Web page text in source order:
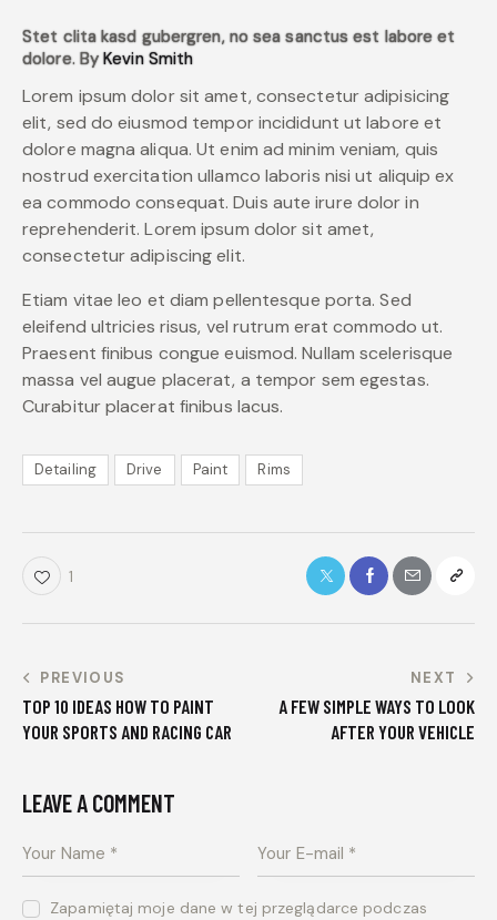
Stet clita kasd gubergren, no sea sanctus est labore et
dolore. ByKevin Smith
Lorem ipsum dolor sit amet, consectetur adipisicing
elit, sed do eiusmod tempor incididunt ut labore et
dolore magna aliqua. Ut enim ad minim veniam, quis
nostrud exercitation ullamco laboris nisi ut aliquip ex
ea commodo consequat. Duis aute irure dolor in
reprehenderit. Lorem ipsum dolor sit amet,
consectetur adipiscing elit.
Etiam vitae leo et diam pellentesque porta. Sed
eleifend ultricies risus, vel rutrum erat commodo ut.
Praesent finibus congue euismod. Nullam scelerisque
massa vel augue placerat, a tempor sem egestas.
Curabitur placerat finibus lacus.
Detailing Drive Paint Rims
1
PREVIOUS
TOP 10 IDEAS HOW TO PAINT
YOUR SPORTS AND RACING CAR
NEXT
A FEW SIMPLE WAYS TO LOOK
AFTER YOUR VEHICLE
LEAVE A COMMENT
Zapamiętaj moje dane w tej przeglądarce podczas